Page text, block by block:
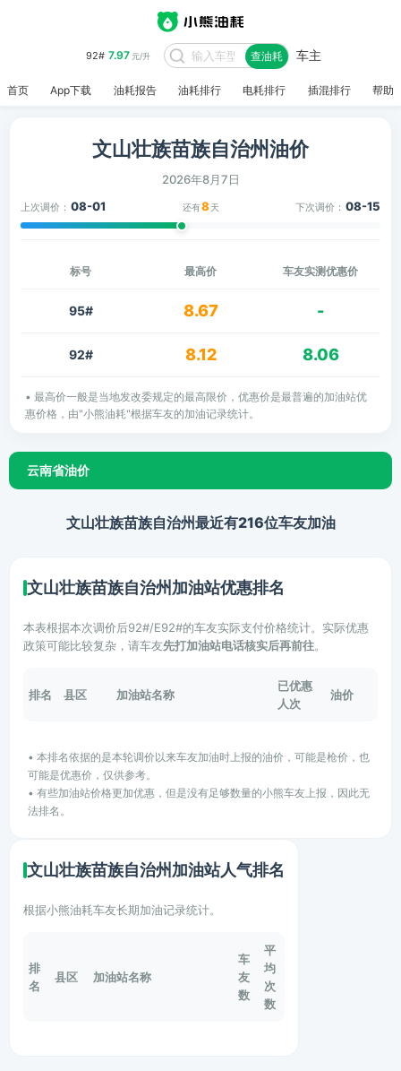
92# 7.97元/升 查油耗 车主
首页 App下载 油耗报告 油耗排行 电耗排行 插混排行 帮助
文山壮族苗族自治州油价
2026年8月7日
上次调价： 08-01 还有8 天 下次调价： 08-15
标号 最高价 车友实测优惠价
95# 8.67 -
92# 8.12 8.06
• 最高价一般是当地发改委规定的最高限价，优惠价是最普遍的加油站优
惠价格，由"小熊油耗"根据车友的加油记录统计。
云南省油价
文山壮族苗族自治州最近有216位车友加油
文山壮族苗族自治州加油站优惠排名
本表根据本次调价后92#/E92#的车友实际支付价格统计。实际优惠
政策可能比较复杂，请车友先打加油站电话核实后再前往。
排名 县区 加油站名称
已优惠
人次
油价
• 本排名依据的是本轮调价以来车友加油时上报的油价，可能是枪价，也
可能是优惠价，仅供参考。
• 有些加油站价格更加优惠，但是没有足够数量的小熊车友上报，因此无
法排名。
文山壮族苗族自治州加油站人气排名
根据小熊油耗车友长期加油记录统计。
排
名
县区 加油站名称
车
友
数
平
均
次
数